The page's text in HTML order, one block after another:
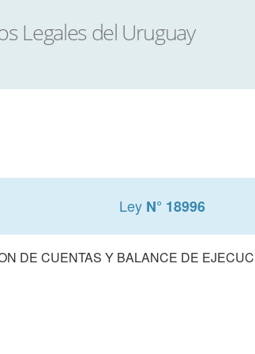
Ley N° 18996
DE CUENTAS Y BALANCE DE